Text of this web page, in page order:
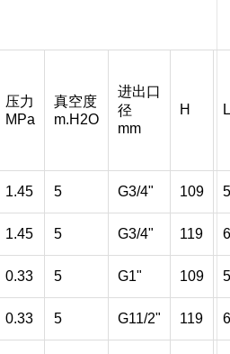
压力
MPa
真空度
m.H2O
进出口
径
mm
H L
1.45 5 G3/4" 109
1.45 5 G3/4" 119
0.33 5 G1" 109
0.33 5 G11/2" 119